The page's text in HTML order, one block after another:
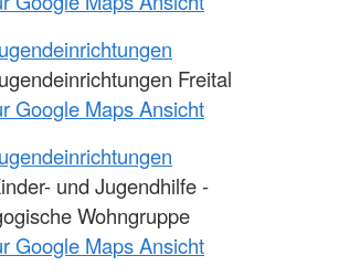
Freital
Google Maps Ansicht
und Jugendhilfe -
Wohngruppe
Google Maps Ansicht